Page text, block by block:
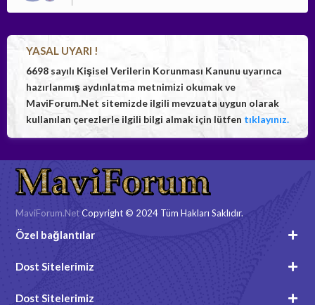
YASAL UYARI !
6698 sayılı Kişisel Verilerin Korunması Kanunu uyarınca
hazırlanmış aydınlatma metnimizi okumak ve
MaviForum.Net sitemizde ilgili mevzuata uygun olarak
kullanılan çerezlerle ilgili bilgi almak için lütfen tıklayınız.
MaviForum.NetCopyright © 2024 Tüm Hakları Saklıdır.
Özel bağlantılar
Dost Sitelerimiz
Dost Sitelerimiz